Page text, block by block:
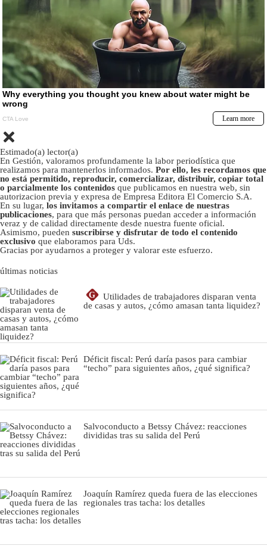
Estimado(a) lector(a)
En Gestión, valoramos profundamente la labor periodística que
realizamos para mantenerlos informados. Por ello, les recordamos que
no está permitido, reproducir, comercializar, distribuir, copiar total
o parcialmente los contenidos que publicamos en nuestra web, sin
autorizacion previa y expresa de Empresa Editora El Comercio S.A.
En su lugar, los invitamos a compartir el enlace de nuestras
publicaciones, para que más personas puedan acceder a información
veraz y de calidad directamente desde nuestra fuente oficial.
Asimismo, pueden suscribirse y disfrutar de todo el contenido
exclusivo que elaboramos para Uds.
Gracias por ayudarnos a proteger y valorar este esfuerzo.
últimas noticias
G
Utilidades de trabajadores disparan venta
de casas y autos, ¿cómo amasan tanta liquidez?
Déficit fiscal: Perú daría pasos para cambiar
“techo” para siguientes años, ¿qué significa?
Salvoconducto a Betssy Chávez: reacciones
divididas tras su salida del Perú
Joaquín Ramírez queda fuera de las elecciones
regionales tras tacha: los detalles